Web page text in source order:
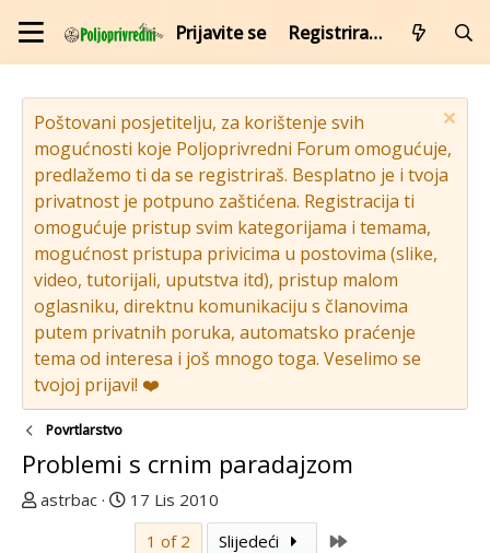
Prijavite se Registrirajte se
Poštovani posjetitelju, za korištenje svih
mogućnosti koje Poljoprivredni Forum omogućuje,
predlažemo ti da se registriraš. Besplatno je i tvoja
privatnost je potpuno zaštićena. Registracija ti
omogućuje pristup svim kategorijama i temama,
mogućnost pristupa privicima u postovima (slike,
video, tutorijali, uputstva itd), pristup malom
oglasniku, direktnu komunikaciju s članovima
putem privatnih poruka, automatsko praćenje
tema od interesa i još mnogo toga. Veselimo se
tvojoj prijavi! ❤️
Povrtlarstvo
Problemi s crnim paradajzom
T
astrbac
D
a
17 Lis 2010
1 of 2
Slijedeći